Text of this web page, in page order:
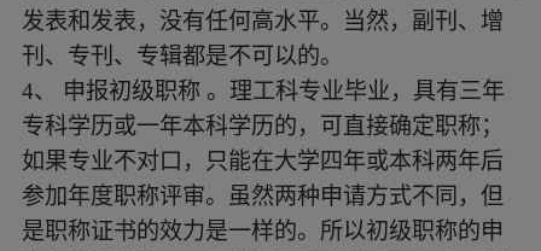
发表和发表，没有任何高水平。当然，副刊、增
刊、专刊、专辑都是不可以的。
4、 申报初级职称 。理工科专业毕业，具有三年
专科学历或一年本科学历的，可直接确定职称；
如果专业不对口，只能在大学四年或本科两年后
参加年度职称评审。虽然两种申请方式不同，但
是职称证书的效力是一样的。所以初级职称的申